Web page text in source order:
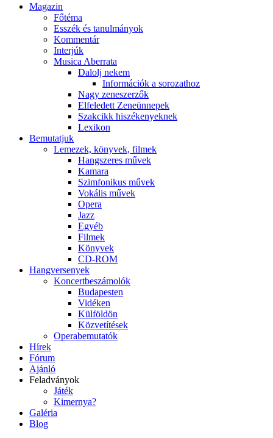
Magazin
Főtéma
Esszék és tanulmányok
Kommentár
Interjúk
Musica Aberrata
Dalolj nekem
Információk a sorozathoz
Nagy zeneszerzők
Elfeledett Zeneünnepek
Szakcikk hiszékenyeknek
Lexikon
Bemutatjuk
Lemezek, könyvek, filmek
Hangszeres művek
Kamara
Szimfonikus művek
Vokális művek
Opera
Jazz
Egyéb
Filmek
Könyvek
CD-ROM
Hangversenyek
Koncertbeszámolók
Budapesten
Vidéken
Külföldön
Közvetítések
Operabemutatók
Hírek
Fórum
Ajánló
Feladványok
Játék
Kimernya?
Galéria
Blog